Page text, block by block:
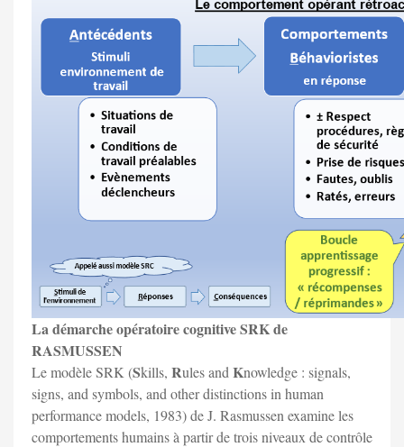
La démarche opératoire cognitive SRK de
RASMUSSEN
Le modèle SRK (Skills, Rules and Knowledge : signals,
signs, and symbols, and other distinctions in human
performance models, 1983) de J. Rasmussen examine les
comportements humains à partir de trois niveaux de contrôle